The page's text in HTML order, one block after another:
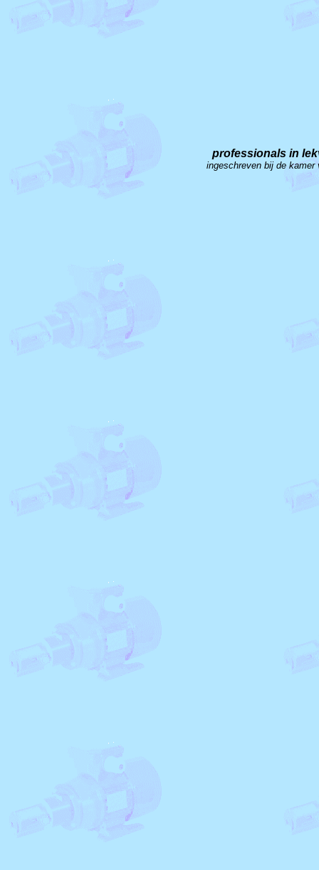
professionals in
ingeschreven bij de kamer